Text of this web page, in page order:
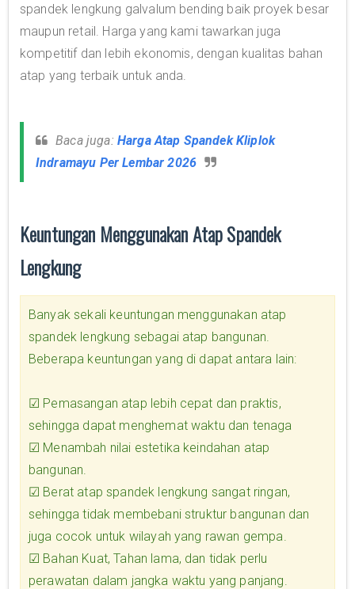
spandek lengkung galvalum bending baik proyek besar
maupun retail. Harga yang kami tawarkan juga
kompetitif dan lebih ekonomis, dengan kualitas bahan
atap yang terbaik untuk anda.
Baca juga: Harga Atap Spandek Kliplok
Indramayu Per Lembar 2026
Keuntungan Menggunakan Atap Spandek
Lengkung
Banyak sekali keuntungan menggunakan atap
spandek lengkung sebagai atap bangunan.
Beberapa keuntungan yang di dapat antara lain:
☑ Pemasangan atap lebih cepat dan praktis,
sehingga dapat menghemat waktu dan tenaga
☑ Menambah nilai estetika keindahan atap
bangunan.
☑ Berat atap spandek lengkung sangat ringan,
sehingga tidak membebani struktur bangunan dan
juga cocok untuk wilayah yang rawan gempa.
☑ Bahan Kuat, Tahan lama, dan tidak perlu
perawatan dalam jangka waktu yang panjang.